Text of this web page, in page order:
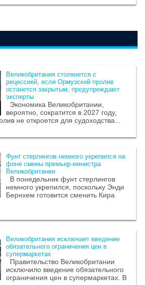
Великобритания столкнется с
рецессией, если Ормузский пролив
останется закрытым, предупреждают
эксперты
Экономика Великобритании,
вероятно, сократится в 2027 году,
не откроется для судоходства...
Фунт стерлингов немного укрепился на
фоне смены премьер-министра
Великобритании
В понедельник фунт стерлингов
немного укрепился, поскольку Энди
Бернхем готовится сменить Кира
Великобритания исключает введение
обязательного ограничения цен в
супермаркетах
Правительство Великобритании
исключило введение обязательного
ограничения цен в супермаркетах. В